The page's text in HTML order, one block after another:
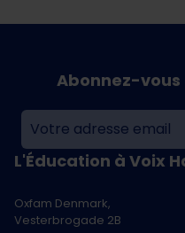
L'Éducation à Voix
Oxfam Denmark,
Vesterbrogade 2B
Abonnez-